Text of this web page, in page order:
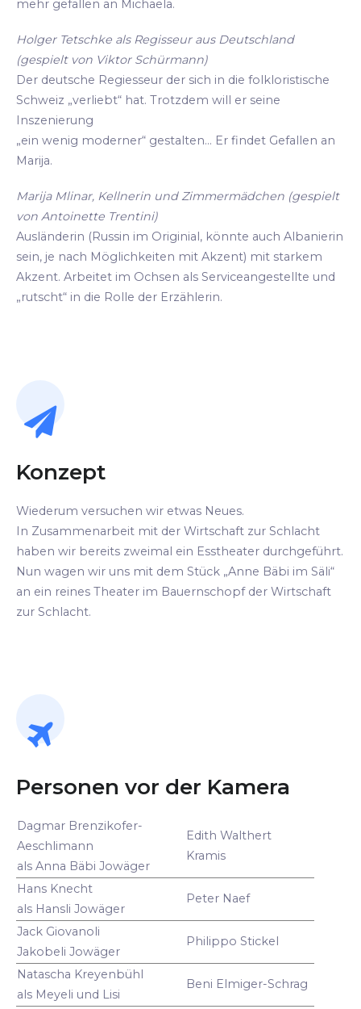
mehr gefallen an Michaela.
Holger Tetschke als Regisseur aus Deutschland
(gespielt von Viktor Schürmann)
Der deutsche Regiesseur der sich in die folkloristische
Schweiz „verliebt“ hat. Trotzdem will er seine
Inszenierung
„ein wenig moderner“ gestalten... Er findet Gefallen an
Marija.
Marija Mlinar, Kellnerin und Zimmermädchen (gespielt
von Antoinette Trentini)
Ausländerin (Russin im Originial, könnte auch Albanierin
sein, je nach Möglichkeiten mit Akzent) mit starkem
Akzent. Arbeitet im Ochsen als Serviceangestellte und
„rutscht“ in die Rolle der Erzählerin.
Konzept
Wiederum versuchen wir etwas Neues.
In Zusammenarbeit mit der Wirtschaft zur Schlacht
haben wir bereits zweimal ein Esstheater durchgeführt.
Nun wagen wir uns mit dem Stück „Anne Bäbi im Säli“
an ein reines Theater im Bauernschopf der Wirtschaft
zur Schlacht.
Personen vor der Kamera
Dagmar Brenzikofer-
Aeschlimann
als Anna Bäbi Jowäger
Edith Walthert
Kramis
Hans Knecht
als Hansli Jowäger
Peter Naef
Jack Giovanoli
Jakobeli Jowäger
Philippo Stickel
Natascha Kreyenbühl
als Meyeli und Lisi
Beni Elmiger-Schrag